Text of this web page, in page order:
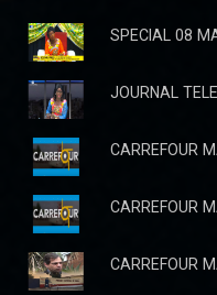
Bancarisation des
SPECIAL 08
JOURNAL
CARREFOUR
CARREFOUR
CARREFOUR